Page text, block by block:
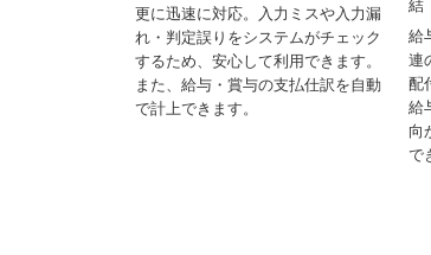
更に迅速に対応。入力ミスや入力漏
れ・判定誤りをシステムがチェック
するため、安心して利用できます。
また、給与・賞与の支払仕訳を自動
で計上できます。
給
連
配
給
向
で